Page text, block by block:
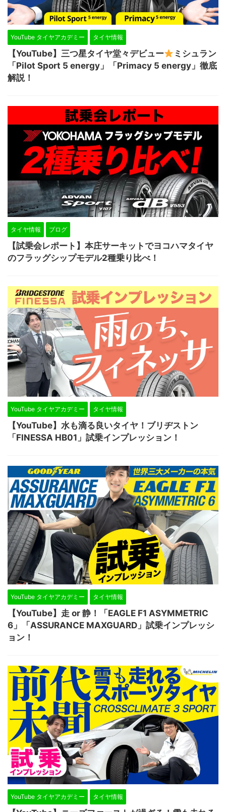
YouTube タイヤアカデミー タイヤ情報
【YouTube】三つ星タイヤ堂々デビュー
ミシュラン
「Pilot Sport 5 energy」「Primacy 5 energy」徹底
解説！
タイヤ情報 ブログ
【試乗会レポート】本庄サーキットでヨコハマタイヤ
のフラッグシップモデル2種乗り比べ！
YouTube タイヤアカデミー タイヤ情報
【YouTube】水も滴る良いタイヤ！ブリヂストン
「FINESSA HB01」試乗インプレッション！
YouTube タイヤアカデミー タイヤ情報
【YouTube】走 or 静！「EAGLE F1 ASYMMETRIC
6」「ASSURANCE MAXGUARD」試乗インプレッシ
ョン！
YouTube タイヤアカデミー タイヤ情報